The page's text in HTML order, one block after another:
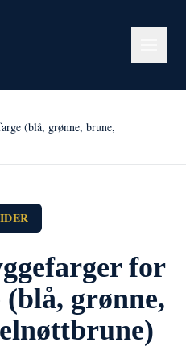
(blå, grønne, brune,
for
grønne,